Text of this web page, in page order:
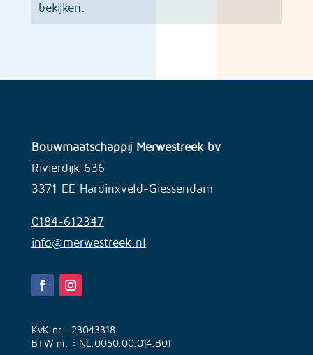
bekijken.
Bouwmaatschappij Merwestreek bv
Rivierdijk 636
3371 EE Hardinxveld-Giessendam
0184-612347
info@merwestreek.nl
KvK nr.: 23043318
BTW nr. : NL.0050.00.014.B01